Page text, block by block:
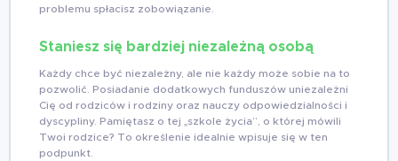
problemu spłacisz zobowiązanie.
Staniesz się bardziej niezależną osobą
Każdy chce być niezależny, ale nie każdy może sobie na to
pozwolić. Posiadanie dodatkowych funduszów uniezależni
Cię od rodziców i rodziny oraz nauczy odpowiedzialności i
dyscypliny. Pamiętasz o tej „szkole życia”, o której mówili
Twoi rodzice? To określenie idealnie wpisuje się w ten
podpunkt.